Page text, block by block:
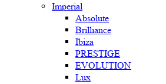
Imperial
Absolute
Brilliance
Ibiza
PRESTIGE
EVOLUTION
Lux